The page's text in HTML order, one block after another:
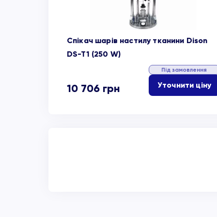
Спікач шарів настилу тканини Dison
DS-T1 (250 W)
10 706 грн
Під замовлення
Уточнити ціну